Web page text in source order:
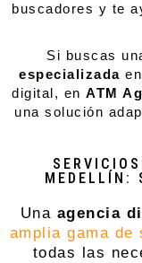
buscadores y te
Si buscas
especializada
digital, enATM
una solución
MEDELLÍN:
Una agencia
amplia gama de
todas las